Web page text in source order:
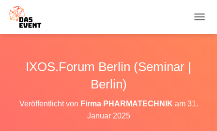
A
IXOS.Forum Berlin (Seminar |
Berlin)
Veröffentlicht von Firma PHARMATECHNIK am 31.
Januar 2025